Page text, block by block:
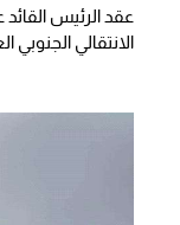
عقد الرئيس
الانتقالي الجنوبي